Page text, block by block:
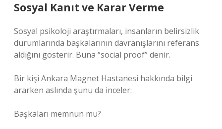
Sosyal Kanıt ve Karar Verme
Sosyal psikoloji araştırmaları, insanların belirsizlik
durumlarında başkalarının davranışlarını referans
aldığını gösterir. Buna “social proof” denir.
Bir kişi Ankara Magnet Hastanesi hakkında bilgi
ararken aslında şunu da inceler:
Başkaları memnun mu?